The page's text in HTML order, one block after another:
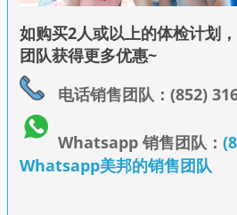
如购买2人或以上的体检计划
团队获得更多优惠~
电话销售团队：(852)
Whatsapp 销售团队：
Whatsapp美邦的销售团队